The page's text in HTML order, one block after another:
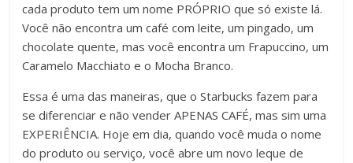
cada produto tem um nome PRÓPRIO que só existe lá.
Você não encontra um café com leite, um pingado, um
chocolate quente, mas você encontra um Frapuccino, um
Caramelo Macchiato e o Mocha Branco.
Essa é uma das maneiras, que o Starbucks fazem para
se diferenciar e não vender APENAS CAFÉ, mas sim uma
EXPERIÊNCIA. Hoje em dia, quando você muda o nome
do produto ou serviço, você abre um novo leque de